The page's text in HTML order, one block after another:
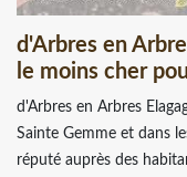
d'Arbres en
le moins cher
d'Arbres en Arbres
Sainte Gemme et dans
réputé auprès des